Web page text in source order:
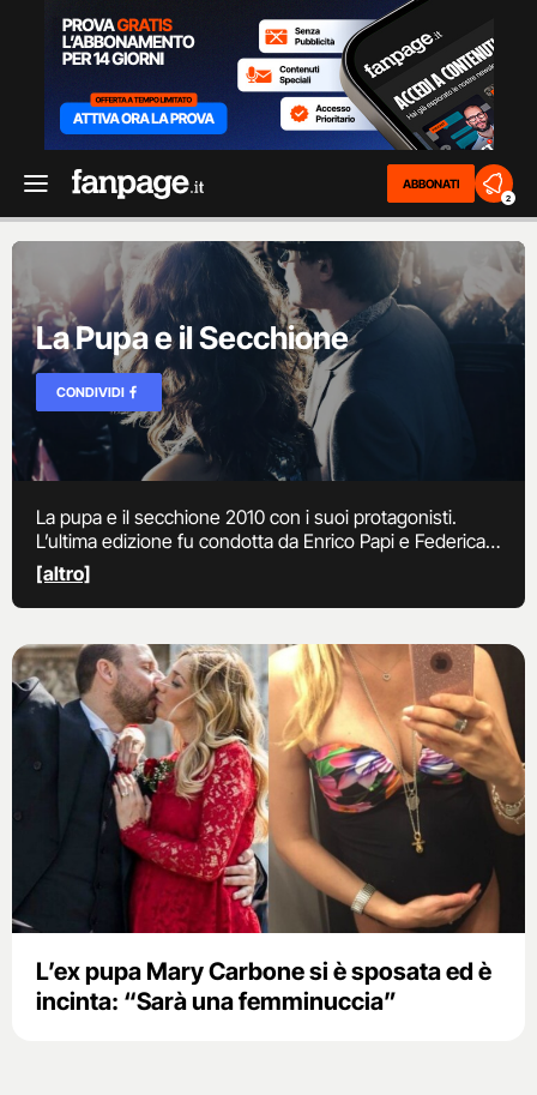
ABBONATI
2
La Pupa e il Secchione
CONDIVIDI
La pupa e il secchione 2010 con i suoi protagonisti.
L’ultima edizione fu condotta da Enrico Papi e Federica
Panicucci, stavolta ad affiancare Papi è Paola Barale. Lo
show durerà oltre 2 mesi, durante i quali ne vedremo
delle belle!
[altro]
L’ex pupa Mary Carbone si è sposata ed è
incinta: “Sarà una femminuccia”